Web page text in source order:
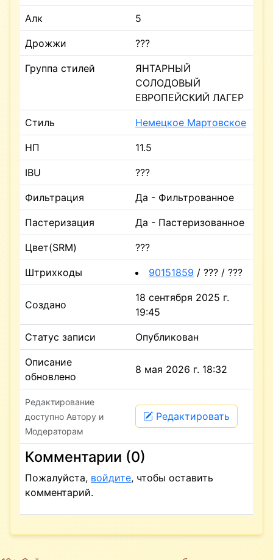
Алк 5
Дрожжи ???
Группа стилей
ЯНТАРНЫЙ
СОЛОДОВЫЙ
ЕВРОПЕЙСКИЙ ЛАГЕР
Стиль Немецкое Мартовское
НП 11.5
IBU ???
Фильтрация Да - Фильтрованное
Пастеризация Да - Пастеризованное
Цвет(SRM) ???
Штрихкоды 90151859 / ??? / ???
Создано
18 сентября 2025 г.
19:45
Статус записи Опубликован
Описание
обновлено
8 мая 2026 г. 18:32
Редактирование
доступно Автору и
Модераторам
Редактировать
Комментарии (0)
Пожалуйста, войдите, чтобы оставить
комментарий.